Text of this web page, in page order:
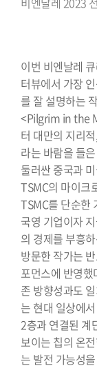
이번 비엔날레
터뷰에서 가장
를 잘 설명하는
<Pilgrim in the
터 대만의 지리
라는 바람을 들
둘러싼 중국과
TSMC의 마이크
TSMC를 단순한
국영 기업이자
의 경제를 부흥
방문한 작가는
포먼스에 반영
존 방향성과도
는 현대 일상에
2층과 연결된 계
보이는 칩의 온전
는 발전 가능성